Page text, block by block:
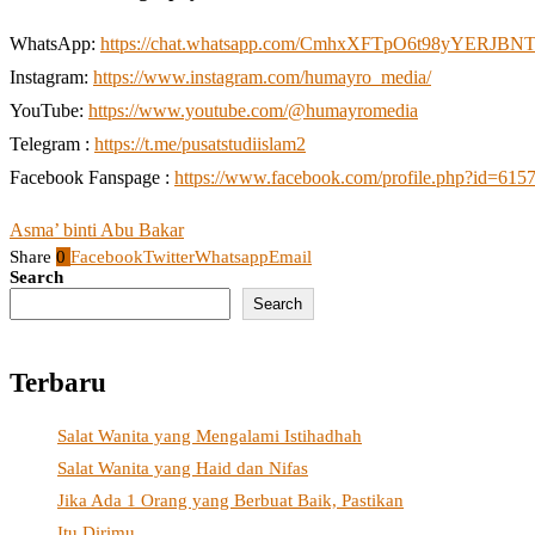
WhatsApp: https://chat.whatsapp.com/
Instagram: https://www.instagram.com/humayro_media/
YouTube: https://www.youtube.com/@humayromedia
Telegram : https://t.me/pusatstudiislam2
Facebook Fanspage : https://www.facebook.com/
Asma’ binti Abu Bakar
Share 0 FacebookTwitterWhatsappEmail
Search
Search
Terbaru
Salat Wanita yang Mengalami Istihadhah
Salat Wanita yang Haid dan Nifas
Jika Ada 1 Orang yang Berbuat Baik, Pastikan